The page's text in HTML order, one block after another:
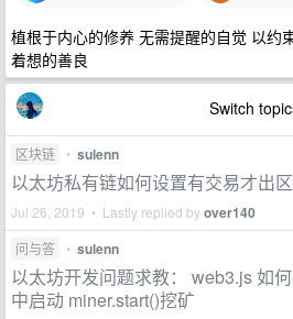
植根于内心的修养 无需提醒的自觉 以约
着想的善良
Switch
区块链 • sulenn
以太坊私有链如何设置有交易才出区
Jul 26, 2019 • Lastly replied byover140
问与答 • sulenn
以太坊开发问题求教： web3.js 如
中启动 miner.start()挖矿